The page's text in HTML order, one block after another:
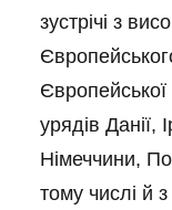
зустрічі з
урядів Данії,
Німеччини,
тому числі й